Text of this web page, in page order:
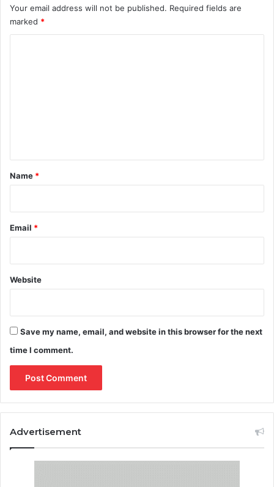
Your email address will not be published. Required fields are
marked *
*
Name *
Email *
Website
Save my name, email, and website in this browser for the next
time I comment.
Advertisement